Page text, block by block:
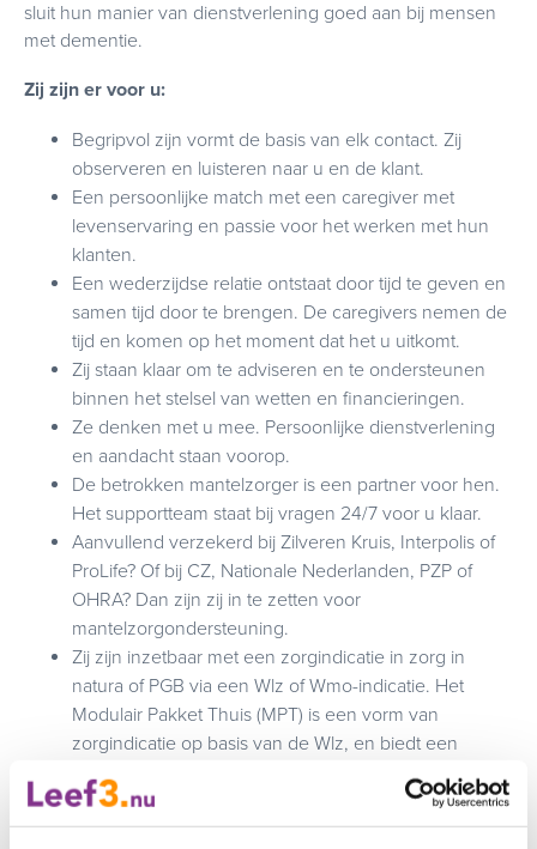
sluit hun manier van dienstverlening goed aan bij mensen
met dementie.
Zij zijn er voor u:
Begripvol zijn vormt de basis van elk contact. Zij
observeren en luisteren naar u en de klant.
Een persoonlijke match met een caregiver met
levenservaring en passie voor het werken met hun
klanten.
Een wederzijdse relatie ontstaat door tijd te geven en
samen tijd door te brengen. De caregivers nemen de
tijd en komen op het moment dat het u uitkomt.
Zij staan klaar om te adviseren en te ondersteunen
binnen het stelsel van wetten en financieringen.
Ze denken met u mee. Persoonlijke dienstverlening
en aandacht staan voorop.
De betrokken mantelzorger is een partner voor hen.
Het supportteam staat bij vragen 24/7 voor u klaar.
Aanvullend verzekerd bij Zilveren Kruis, Interpolis of
ProLife? Of bij CZ, Nationale Nederlanden, PZP of
OHRA? Dan zijn zij in te zetten voor
mantelzorgondersteuning.
Zij zijn inzetbaar met een zorgindicatie in zorg in
natura of PGB via een Wlz of Wmo-indicatie. Het
Modulair Pakket Thuis (MPT) is een vorm van
zorgindicatie op basis van de Wlz, en biedt een
goede mogelijkheid wanneer er intensieve
begeleiding en ondersteuning nodig is. Daarnaast zijn
ze ook op particuliere basis inzetbaar.